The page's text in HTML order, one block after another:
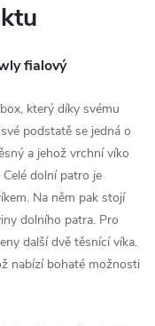
fialový
který díky svému
podstatě se jedná o
a jehož vrchní víko
dolní patro je
Na něm pak stojí
dolního patra. Pro
další dvě těsnící víka.
nabízí bohaté možnosti